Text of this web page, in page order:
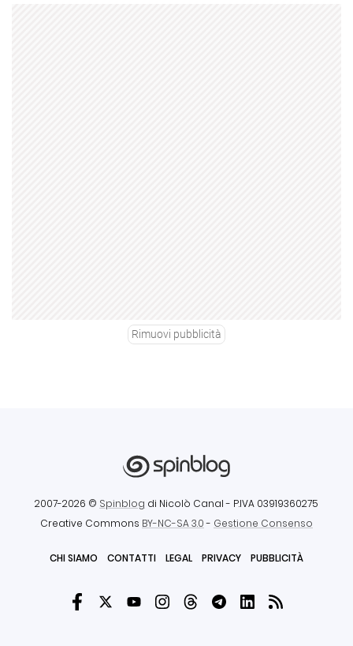
Rimuovi pubblicità
2007-2026 © Spinblog di Nicolò Canal - P.IVA 03919360275
Creative Commons BY-NC-SA 3.0- Gestione Consenso
CHI SIAMO CONTATTI LEGAL PRIVACY PUBBLICITÀ